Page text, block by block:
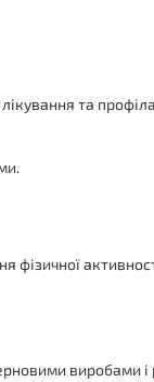
та
виробами